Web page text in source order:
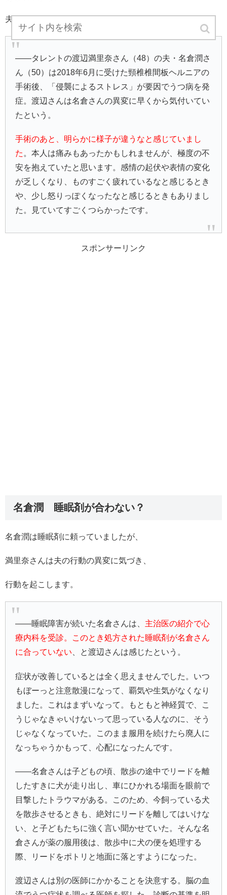
夫の名倉潤がおかしいと気づきました・・・・。
――タレントの渡辺満里奈さん（48）の夫・名倉潤さ
ん（50）は2018年6月に受けた頸椎椎間板ヘルニアの
手術後、「侵襲によるストレス」が要因でうつ病を発
症。渡辺さんは名倉さんの異変に早くから気付いてい
たという。
手術のあと、明らかに様子が違うなと感じていまし
た 。本人は痛みもあったかもしれませんが、極度の不
安を抱えていたと思います。感情の起伏や表情の変化
が乏しくなり、ものすごく疲れているなと感じるとき
や、少し怒りっぽくなったなと感じるときもありまし
た。見ていてすごくつらかったです。
スポンサーリンク
名倉潤 睡眠剤が合わない？
名倉潤は睡眠剤に頼っていましたが、
満里奈さんは夫の行動の異変に気づき、
行動を起こします。
――睡眠障害が続いた名倉さんは、 主治医の紹介で心
療内科を受診。このとき処方された睡眠剤が名倉さん
に合っていない、と渡辺さんは感じたという。
症状が改善しているとは全く思えませんでした。いつ
もぼーっと注意散漫になって、覇気や生気がなくなり
ました。これはまずいなって。もともと神経質で、こ
うじゃなきゃいけないって思っている人なのに、そう
じゃなくなっていた。このまま服用を続けたら廃人に
なっちゃうかもって、心配になったんです。
――名倉さんは子どもの頃、散歩の途中でリードを離
したすきに犬が走り出し、車にひかれる場面を眼前で
目撃したトラウマがある。このため、今飼っている犬
を散歩させるときも、絶対にリードを離してはいけな
い、と子どもたちに強く言い聞かせていた。そんな名
倉さんが薬の服用後は、散歩中に犬の便を処理する
際、リードをポトリと地面に落とすようになった。
渡辺さんは別の医師にかかることを決意する。脳の血